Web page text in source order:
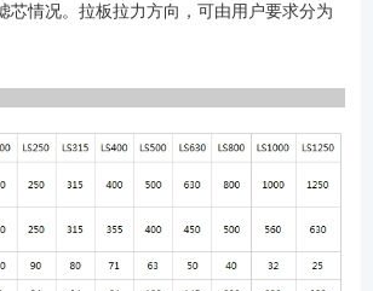
芯情况。拉板拉力方向，可由用户要求分为